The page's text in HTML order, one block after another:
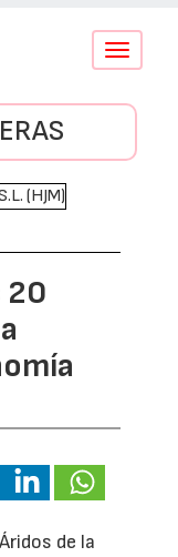
Conmutar
20
de la